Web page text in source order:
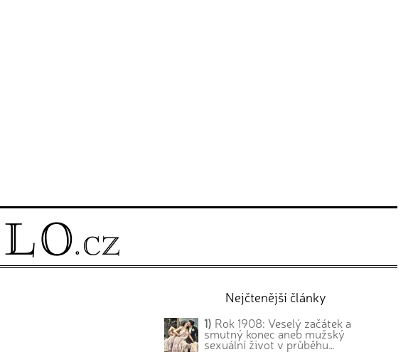
Nejčtenější články
1) Rok 1908: Veselý začátek a
smutný konec aneb mužský
sexuální život v průběhu…